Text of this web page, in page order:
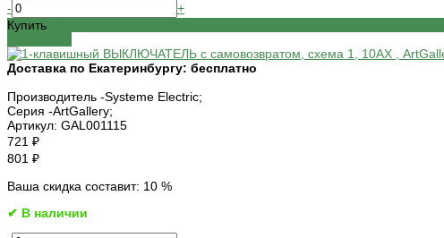
-
+
Купить
Доставка по Екатеринбургу: бесплатно
Производитель -Systeme Electric;
Серия -ArtGallery;
Артикул: GAL001115
721 ₽
801 ₽
Ваша скидка составит: 10 %
✔ В наличии